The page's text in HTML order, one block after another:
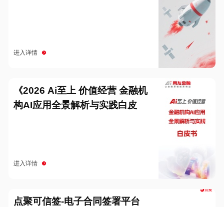
进入详情
《2026 Ai至上 价值经营 金融机
构AI应用全景解析与实践白皮
进入详情
点聚可信签-电子合同签署平台